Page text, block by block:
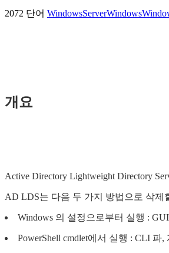
2072 단어 WindowsServerWindows
개요
Active Directory Lightweight Directory
AD LDS는 다음 두 가지 방법으로 삭제
Windows 의 설정으로부터 실행 :
PowerShell cmdlet에서 실행 : CLI